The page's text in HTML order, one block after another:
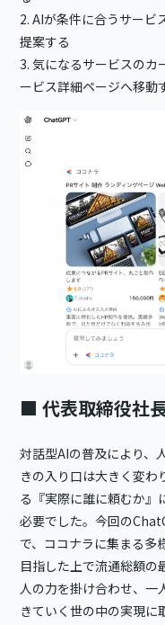
2. AIが条件に合うサービ
提案する
3. 気になるサービスのカ
ービス詳細ページへ移動
■ 代表取締役社
対話型AIの普及により、
きの入り口は大きく変わ
る『実際に誰に頼むか』
必要でした。今回の
で、ココナラに集まる多
目指した上で流通総額の
人の力を掛け合わせ、一
きていく世の中の実現に